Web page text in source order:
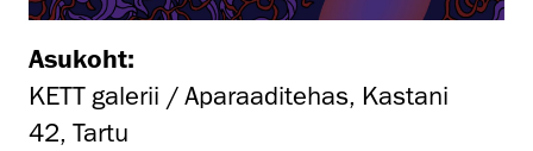
Asukoht:
KETT galerii / Aparaaditehas, Kastani
42, Tartu